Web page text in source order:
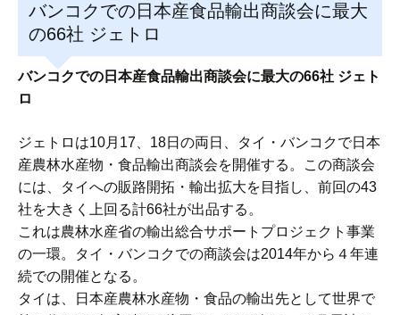
バンコクでの日本産食品輸出商談会に最大
の66社 ジェトロ
バンコクでの日本産食品輸出商談会に最大の66社 ジェト
ロ
ジェトロは10月17、18日の両日、タイ・バンコクで日本
産農林水産物・食品輸出商談会を開催する。この商談会
には、タイへの販路開拓・輸出拡大を目指し、前回の43
社を大きく上回る計66社が出品する。
これは農林水産省の輸出総合サポートプロジェクト事業
の一環。タイ・バンコクでの商談会は2014年から４年連
続での開催となる。
タイは、日本産農林水産物・食品の輸出先として世界で